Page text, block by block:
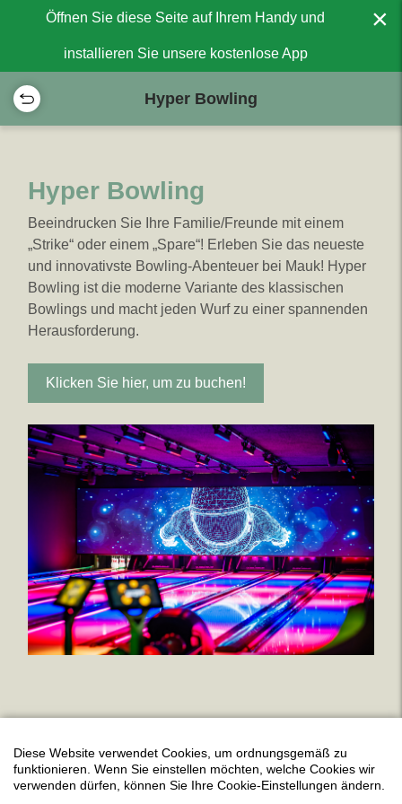
Öffnen Sie diese Seite auf Ihrem Handy und
installieren Sie unsere kostenlose App
×
Hyper Bowling
Hyper Bowling
Beeindrucken Sie Ihre Familie/Freunde mit einem
„Strike“ oder einem „Spare“! Erleben Sie das neueste
und innovativste Bowling-Abenteuer bei Mauk! Hyper
Bowling ist die moderne Variante des klassischen
Bowlings und macht jeden Wurf zu einer spannenden
Herausforderung.
Klicken Sie hier, um zu buchen!
Diese Website verwendet Cookies, um ordnungsgemäß zu
funktionieren. Wenn Sie einstellen möchten, welche Cookies wir
verwenden dürfen, können Sie Ihre Cookie-Einstellungen ändern.